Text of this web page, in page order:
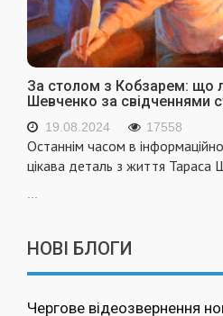
За столом з Кобзарем: що
Шевченко за свідченнями
19.08.2024 17558
Останнім часом в
цікава деталь з життя Тараса
...
НОВІ БЛОГИ
Чергове відеозвернення